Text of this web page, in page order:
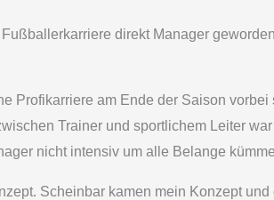
direkt Manager
Profikarriere am Ende der Saison
Trainer und sportlichem Leiter
nicht intensiv um alle Belange
Scheinbar kamen mein Konzept